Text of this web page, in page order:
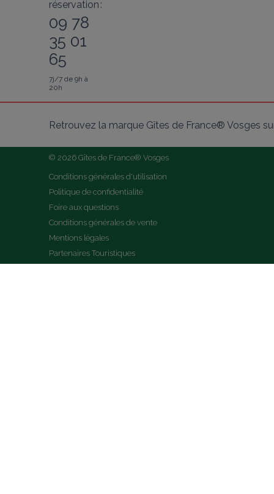
réservation :
09 78
35 01
65
7j/7 de 9h à
20h
Retrouvez la marque Gîtes de France® Vosges
© 2026 Gîtes de France® Vosges
Conditions générales d'utilisation
Politique de confidentialité
Foire aux questions
Conditions générales de vente
Mentions légales
Partenaires Touristiques